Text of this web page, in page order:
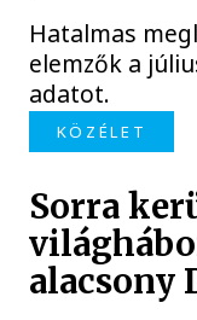
Hatalmas
elemzők a
adatot.
KÖZÉLET
Sorra
alacsony